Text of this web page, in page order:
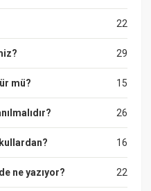
22
29
15
mü?
26
16
22
ne yazıyor?